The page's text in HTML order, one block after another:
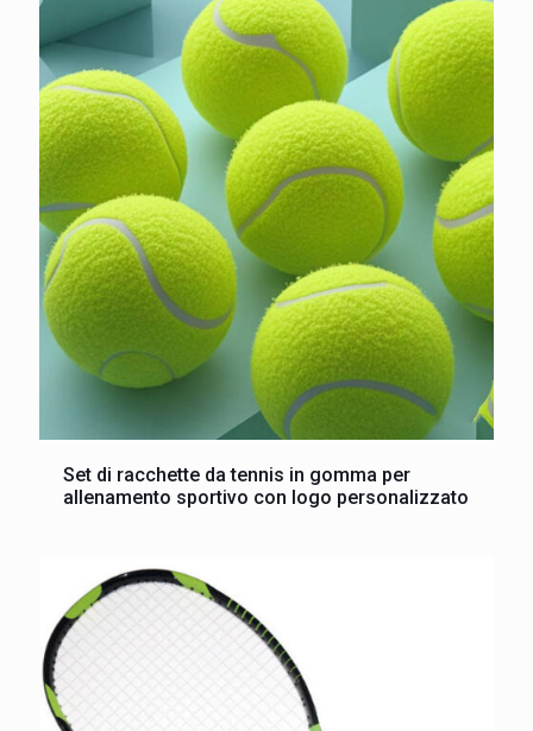
Set di racchette da tennis in gomma per
allenamento sportivo con logo personalizzato